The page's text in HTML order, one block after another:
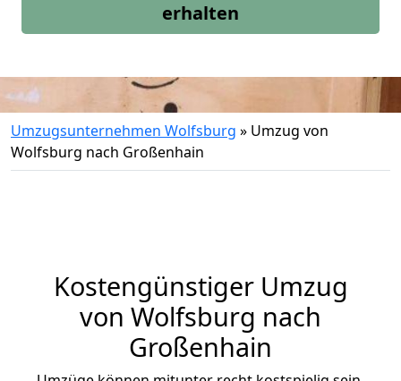
erhalten
Umzugsunternehmen Wolfsburg » Umzug von
Wolfsburg nach Großenhain
Kostengünstiger Umzug
von Wolfsburg nach
Großenhain